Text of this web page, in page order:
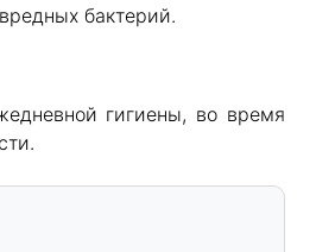
бактерий.
гигиены, во время